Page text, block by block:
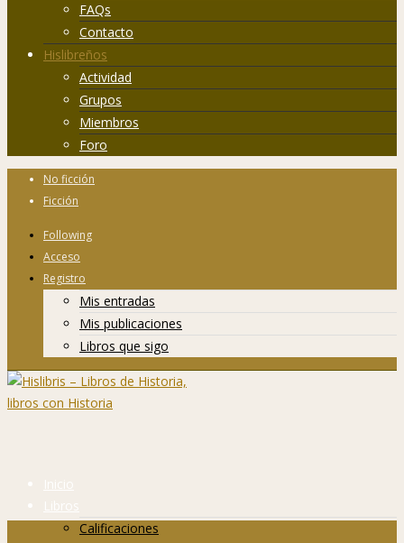
FAQs
Contacto
Hislibreños
Actividad
Grupos
Miembros
Foro
No ficción
Ficción
Following
Acceso
Registro
Mis entradas
Mis publicaciones
Libros que sigo
Inicio
Libros
Calificaciones